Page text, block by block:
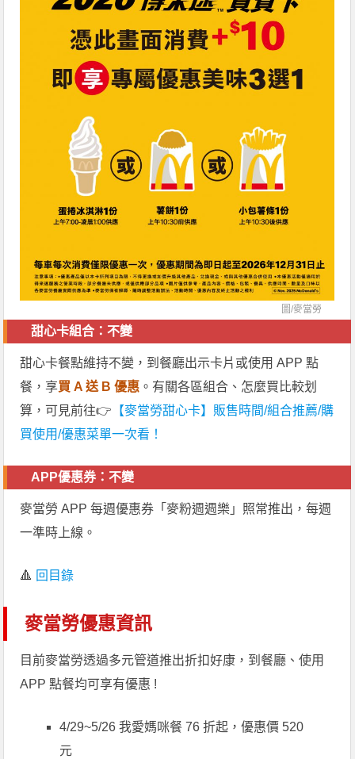
圖/麥當勞
甜心卡組合：不變
甜心卡餐點維持不變，到餐廳出示卡片或使用 APP 點
餐，享買 A 送 B 優惠 。有關各區組合、怎麼買比較划
算，可見前往👉 【麥當勞甜心卡】販售時間/組合推薦/購
買使用/優惠菜單一次看！
APP優惠券：不變
麥當勞 APP 每週優惠券「麥粉週週樂」照常推出，每週
一準時上線。
🔺 回目錄
麥當勞優惠資訊
目前麥當勞透過多元管道推出折扣好康，到餐廳、使用
APP 點餐均可享有優惠 !
4/29~5/26 我愛媽咪餐 76 折起，優惠價 520
元